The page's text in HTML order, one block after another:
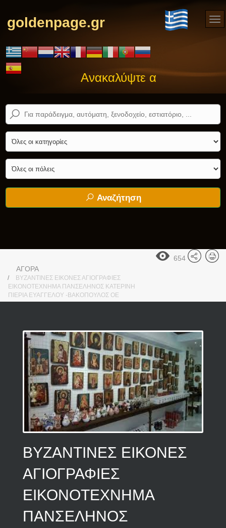
goldenpage.gr
Ανακαλύψτε αυτό που
Αναζήτηση
654
ΑΓΟΡΑ
ΒΥΖΑΝΤΙΝΕΣ ΕΙΚΟΝΕΣ ΑΓΙΟΓΡΑΦΙΕΣ
ΕΙΚΟΝΟΤΕΧΝΗΜΑ ΠΑΝΣΕΛΗΝΟΣ ΚΑΤΕΡΙΝΗ
ΠΙΕΡΙΑ ΕΥΑΓΓΕΛΟΥ -ΒΑΚΟΠΟΥΛΟΣ ΟΕ
ΒΥΖΑΝΤΙΝΕΣ ΕΙΚΟΝΕΣ
ΑΓΙΟΓΡΑΦΙΕΣ
ΕΙΚΟΝΟΤΕΧΝΗΜΑ
ΠΑΝΣΕΛΗΝΟΣ